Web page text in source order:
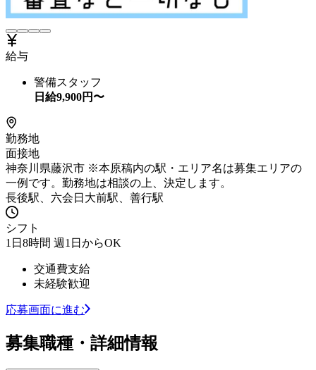
給与
警備スタッフ
日給9,900円〜
勤務地
面接地
神奈川県藤沢市 ※本原稿内の駅・エリア名は募集エリアの
一例です。勤務地は相談の上、決定します。
長後駅、六会日大前駅、善行駅
シフト
1日8時間 週1日からOK
交通費支給
未経験歓迎
応募画面に進む
募集職種・詳細情報